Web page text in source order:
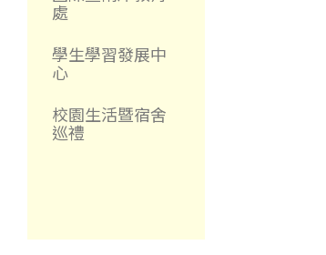
處
學生學習發展中
心
校園生活暨宿舍
巡禮